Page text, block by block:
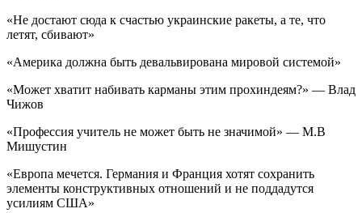
«Не достают сюда к счастью украинские ракеты, а те, что
летят, сбивают»
«Америка должна быть девальвирована мировой системой»
«Может хватит набивать карманы этим прохиндеям?» — Влад
Чижов
«Профессия учитель не может быть не значимой» — М.В
Мишустин
«Европа мечется. Германия и Франция хотят сохранить
элементы конструктивных отношений и не поддадутся
усилиям США»